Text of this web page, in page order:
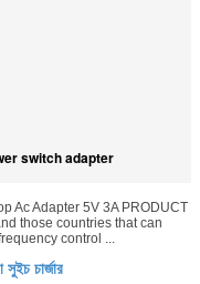
switch adapter
Ac Adapter 5V 3A PRODUCT
those countries that can
control ...
সুইচ চার্জার